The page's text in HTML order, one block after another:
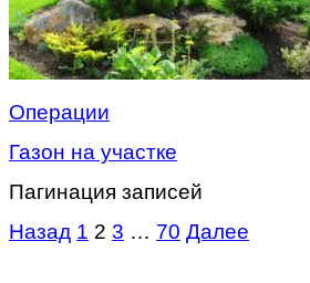
Операции
Газон на участке
Пагинация записей
Назад 1 2 3 … 70 Далее